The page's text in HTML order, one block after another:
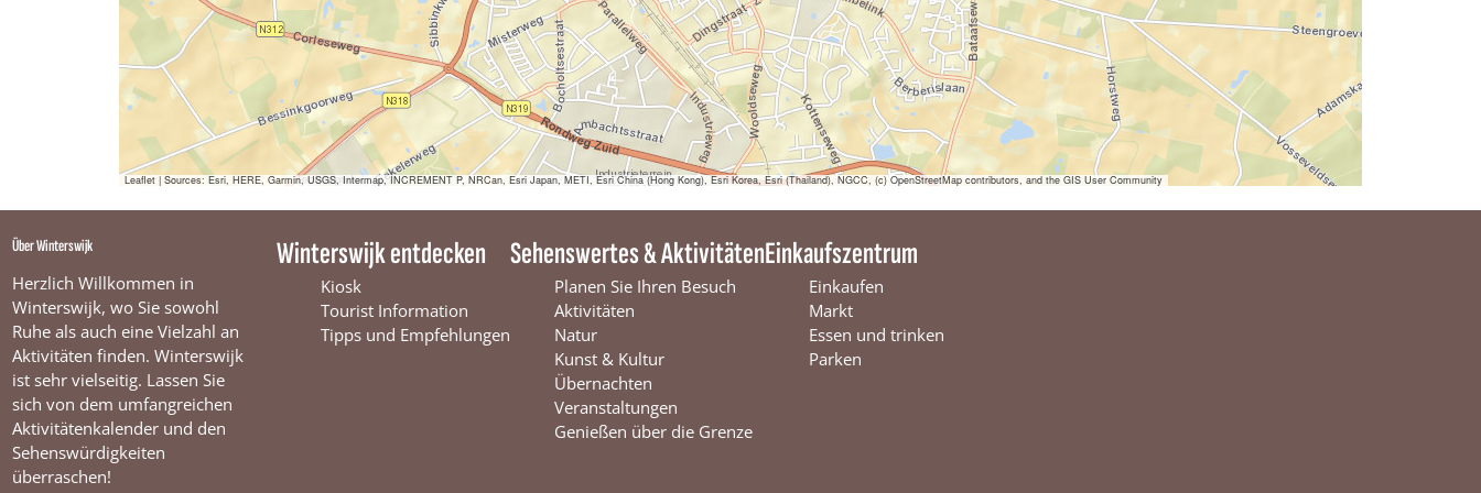
l
Leaflet|Sources: Esri, HERE, Garmin, USGS, Intermap, INCREMENT P, NRCan, Esri Japan, METI, Esri China (Hong Kong), Esri Korea, Esri (Thailand), NGCC, (c) OpenStreetMap contributors, and the GIS User Community
Über Winterswijk
Herzlich Willkommen in
Winterswijk, wo Sie sowohl
Ruhe als auch eine Vielzahl an
Aktivitäten finden. Winterswijk
ist sehr vielseitig. Lassen Sie
sich von dem umfangreichen
Aktivitätenkalender und den
Sehenswürdigkeiten
überraschen!
Winterswijk entdecken
Kiosk
Tourist Information
Tipps und Empfehlungen
Sehenswertes & Aktivitäten
Planen Sie Ihren Besuch
Aktivitäten
Natur
Kunst & Kultur
Übernachten
Veranstaltungen
Genießen über die Grenze
Einkaufszentrum
Einkaufen
Markt
Essen und trinken
Parken